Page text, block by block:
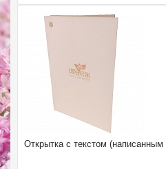
Открытка с текстом